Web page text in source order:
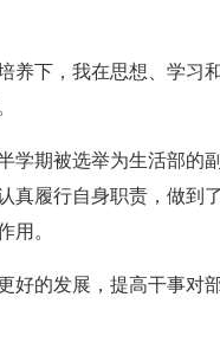
养下，我在思想、学习
学期被选举为生活部的
真履行自身职责，做到
用。
好的发展，提高干事对